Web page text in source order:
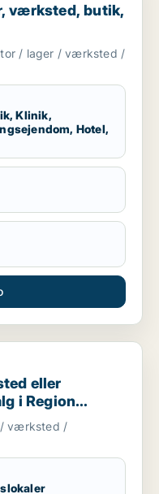
værksted, butik,
til salg i
/ lager / værksted /
Klinik,
Hotel,
produktionslokaler til salg
eller
i Region
/ værksted /